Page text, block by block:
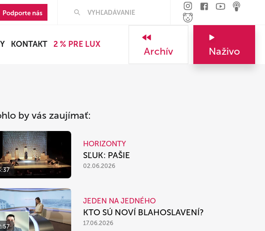
Podporte nás
KONTAKT 2 % PRE LUX
Archív Naživo
by vás zaujímať:
HORIZONTY
SĽUK: PAŠIE
02.06.2026
JEDEN NA JEDNÉHO
KTO SÚ NOVÍ BLAHOSLAVENÍ?
17.06.2026